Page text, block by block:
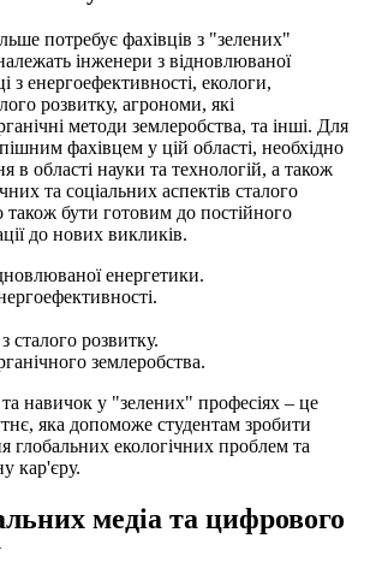
потребує фахівців з "зелених"
інженери з відновлюваної
з енергоефективності, екологи,
розвитку, агрономи, які
методи землеробства, та інші. Для
фахівцем у цій області, необхідно
в області науки та технологій, а також
та соціальних аспектів сталого
бути готовим до постійного
до нових викликів.
енергетики.
сталого розвитку.
землеробства.
навичок у "зелених" професіях – це
яка допоможе студентам зробити
глобальних екологічних проблем та
кар'єру.
медіа та цифрового